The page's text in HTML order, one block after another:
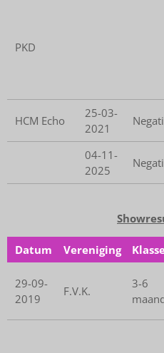
PKD
HCM Echo
25-03-
2021
04-11-
2025
Datum Vereniging
29-09-
2019
F.V.K.
3-6